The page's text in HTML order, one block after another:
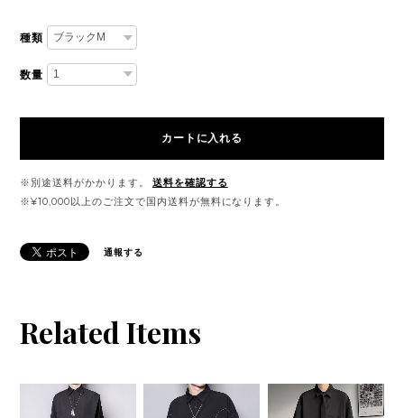
種類
数量
カートに入れる
※別途送料がかかります。
送料を確認する
※¥10,000以上のご注文で国内送料が無料になります。
通報する
Related Items